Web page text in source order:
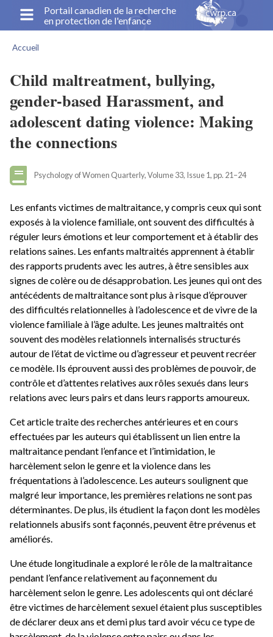
principal
Portail canadien de la recherche
en protection de l'enfance
d'Ariane
Accueil
Child maltreatment, bullying,
gender-based Harassment, and
adolescent dating violence: Making
the connections
Psychology of Women Quarterly, Volume 33, Issue 1, pp. 21–24
Les enfants victimes de maltraitance, y compris ceux qui sont
exposés à la violence familiale, ont souvent des difficultés à
réguler leurs émotions et leur comportement et à établir des
relations saines. Les enfants maltraités apprennent à établir
des rapports prudents avec les autres, à être sensibles aux
signes de colère ou de désapprobation. Les jeunes qui ont des
antécédents de maltraitance sont plus à risque d’éprouver
des difficultés relationnelles à l’adolescence et de vivre de la
violence familiale à l’âge adulte. Les jeunes maltraités ont
souvent des modèles relationnels internalisés structurés
autour de l’état de victime ou d’agresseur et peuvent recréer
ce modèle. Ils éprouvent aussi des problèmes de pouvoir, de
contrôle et d’attentes relatives aux rôles sexués dans leurs
relations avec leurs pairs et dans leurs rapports amoureux.
Cet article traite des recherches antérieures et en cours
effectuées par les auteurs qui établissent un lien entre la
maltraitance pendant l’enfance et l’intimidation, le
harcèlement selon le genre et la violence dans les
fréquentations à l’adolescence. Les auteurs soulignent que
malgré leur importance, les premières relations ne sont pas
déterminantes. De plus, ils étudient la façon dont les modèles
relationnels abusifs sont façonnés, peuvent être prévenus et
améliorés.
Une étude longitudinale a exploré le rôle de la maltraitance
pendant l’enfance relativement au façonnement du
harcèlement selon le genre. Les adolescents qui ont déclaré
être victimes de harcèlement sexuel étaient plus susceptibles
de déclarer deux ans et demi plus tard avoir vécu ce type de